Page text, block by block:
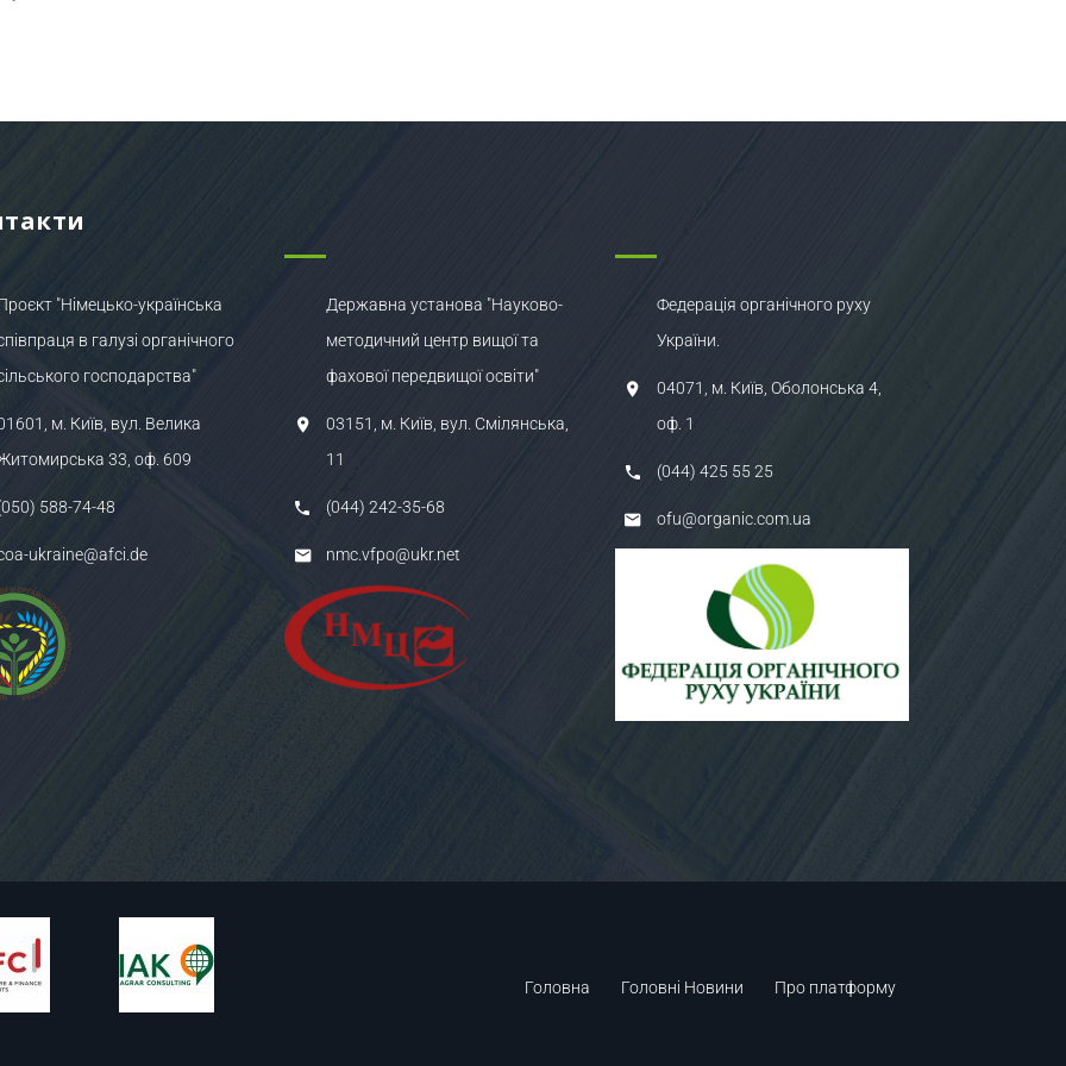
"Німецько-українська
в галузі органічного
господарства"
м. Київ, вул. Велика
33, оф. 609
588-74-48
ukraine@afci.de
Державна установа "Науково-
методичний центр вищої та
фахової передвищої освіти"
03151, м. Київ, вул. Смілянська,
11
(044) 242-35-68
nmc.vfpo@ukr.net
Федерація органічного руху
України.
04071, м. Київ, Оболонська 4,
оф. 1
(044) 425 55 25
ofu@organic.com.ua
Головна Головні Новини Про платформу